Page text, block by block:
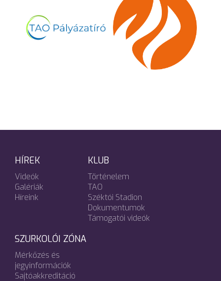
HÍREK
Videók
Galériák
Híreink
KLUB
Történelem
TAO
Széktói Stadion
Dokumentumok
Támogatói videók
SZURKOLÓI ZÓNA
Mérkőzés és
jegyinformációk
Sajtóakkreditáció